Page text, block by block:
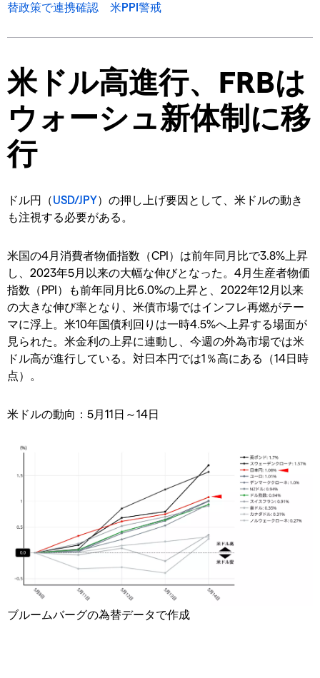
替政策で連携確認 米PPI警戒
米ドル高進行、FRBは
ウォーシュ新体制に移
行
ドル円（USD/JPY）の押し上げ要因として、米ドルの動き
も注視する必要がある。
米国の4月消費者物価指数（CPI）は前年同月比で3.8%上昇
し、2023年5月以来の大幅な伸びとなった。4月生産者物価
指数（PPI）も前年同月比6.0%の上昇と、2022年12月以来
の大きな伸び率となり、米債市場ではインフレ再燃がテー
マに浮上。米10年国債利回りは一時4.5%へ上昇する場面が
見られた。米金利の上昇に連動し、今週の外為市場では米
ドル高が進行している。対日本円では1％高にある（14日時
点）。
米ドルの動向：5月11日～14日
ブルームバーグの為替データで作成